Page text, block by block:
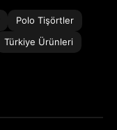
Polo Tişörtler
Türkiye Ürünleri